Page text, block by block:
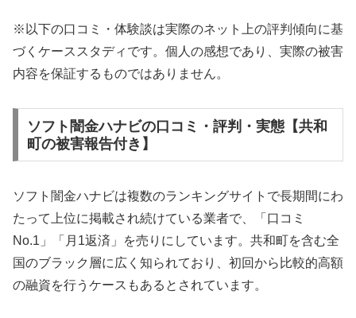
※以下の口コミ・体験談は実際のネット上の評判傾向に基
づくケーススタディです。個人の感想であり、実際の被害
内容を保証するものではありません。
ソフト闇金ハナビの口コミ・評判・実態【共和
町の被害報告付き】
ソフト闇金ハナビは複数のランキングサイトで長期間にわ
たって上位に掲載され続けている業者で、「口コミ
No.1」「月1返済」を売りにしています。共和町を含む全
国のブラック層に広く知られており、初回から比較的高額
の融資を行うケースもあるとされています。